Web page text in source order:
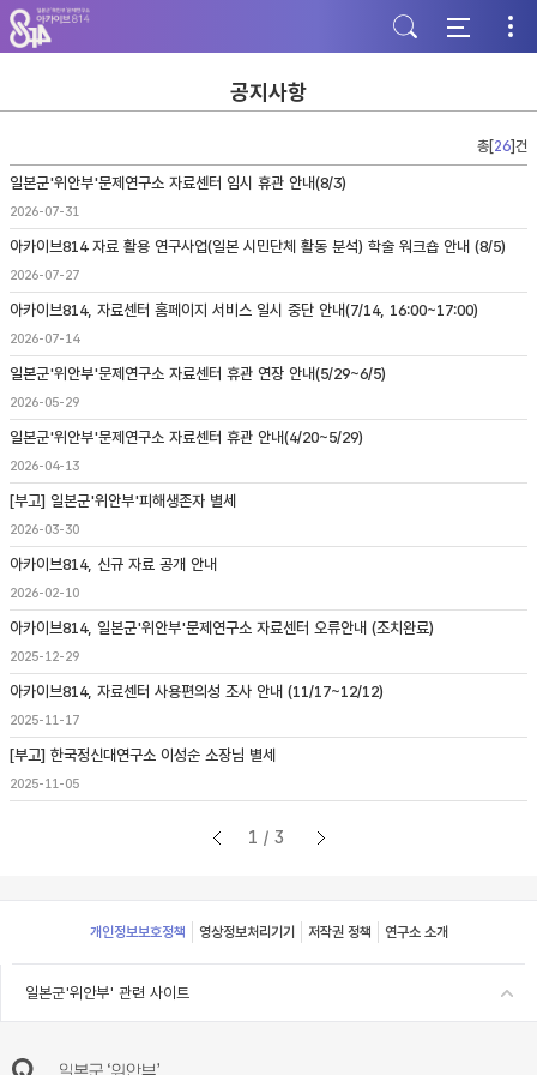
주
메
뉴
가
본
문
바
기
하
단
바
기
공지사항
총[26]건
일본군'위안부'문제연구소 자료센터 임시 휴관 안내(8/3)
2026-07-31
아카이브814 자료 활용 연구사업(일본 시민단체 활동 분석) 학술 워크숍 안내 (8/5)
2026-07-27
아카이브814, 자료센터 홈페이지 서비스 일시 중단 안내(7/14, 16:00~17:00)
2026-07-14
일본군'위안부'문제연구소 자료센터 휴관 연장 안내(5/29~6/5)
2026-05-29
일본군'위안부'문제연구소 자료센터 휴관 안내(4/20~5/29)
2026-04-13
[부고] 일본군'위안부'피해생존자 별세
2026-03-30
아카이브814, 신규 자료 공개 안내
2026-02-10
아카이브814, 일본군'위안부'문제연구소 자료센터 오류안내 (조치완료)
2025-12-29
아카이브814, 자료센터 사용편의성 조사 안내 (11/17~12/12)
2025-11-17
[부고] 한국정신대연구소 이성순 소장님 별세
2025-11-05
1/3
Footer
개인정보보호정책 영상정보처리기기 저작권 정책 연구소 소개
일본군'위안부' 관련 사이트